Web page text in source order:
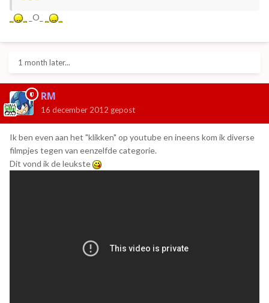
_O_
1 month later...
RM
16 december 2012 gepost
Ik ben even aan het "klikken" op youtube en ineens kom ik diverse
filmpjes tegen van eenzelfde categorie.
Dit vond ik de leukste